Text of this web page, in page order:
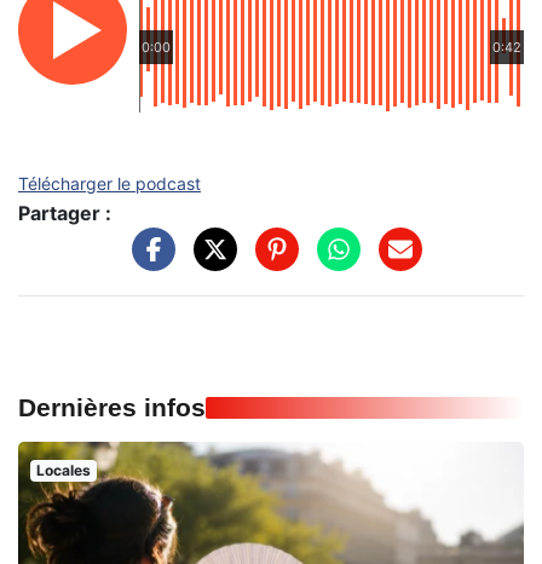
0:00 0:42
Télécharger le podcast
Partager :
Dernières infos
Locales